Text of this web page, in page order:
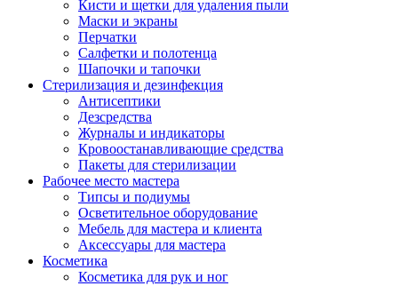
Кисти и щетки для удаления пыли
Маски и экраны
Перчатки
Салфетки и полотенца
Шапочки и тапочки
Стерилизация и дезинфекция
Антисептики
Дезсредства
Журналы и индикаторы
Кровоостанавливающие средства
Пакеты для стерилизации
Рабочее место мастера
Типсы и подиумы
Осветительное оборудование
Мебель для мастера и клиента
Аксессуары для мастера
Косметика
Косметика для рук и ног